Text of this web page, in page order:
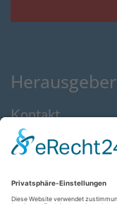
Herausgeber
Kontakt
Impressum
AGB